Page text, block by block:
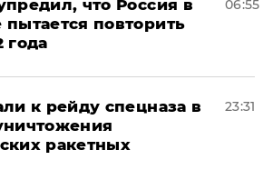
что Россия в
повторить
года
06:55
к рейду спецназа в
ракетных
23:31